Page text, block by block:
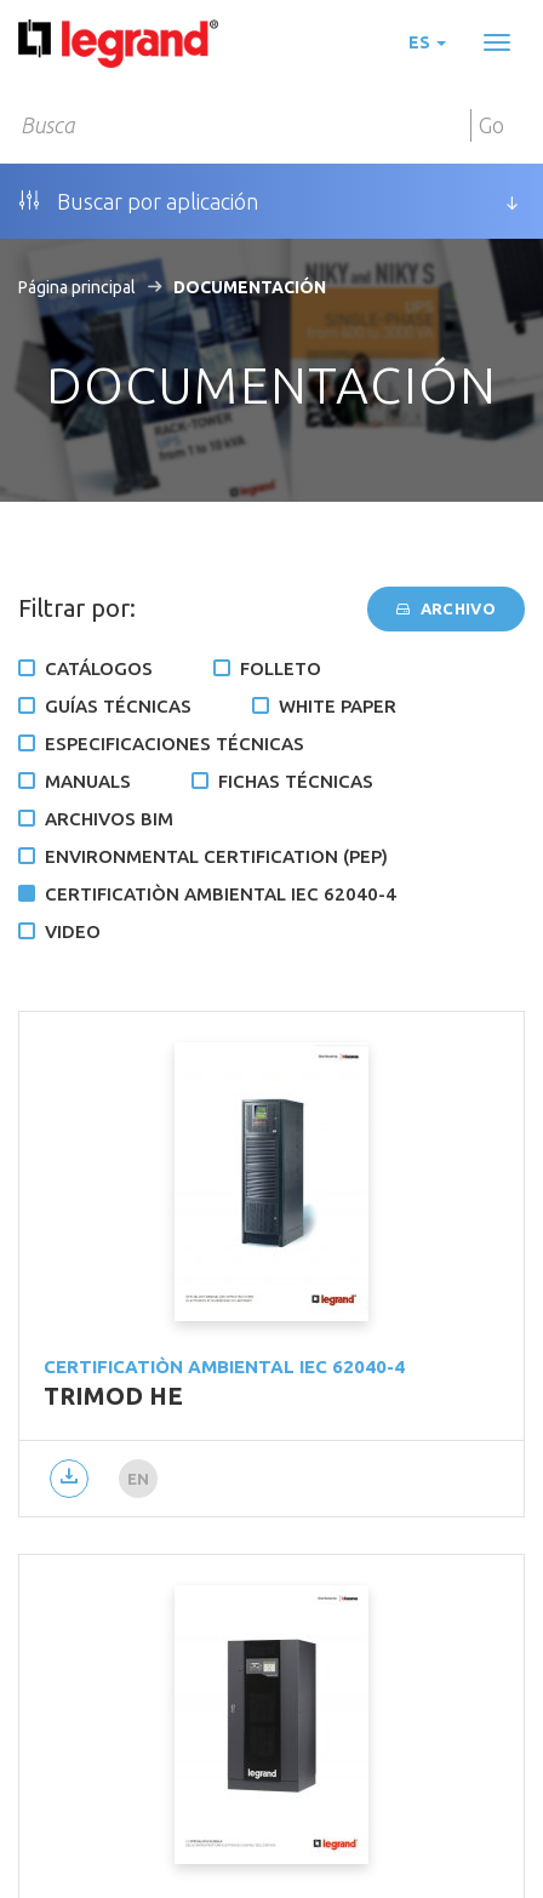
ES
Go
Buscar por aplicación
Página principal DOCUMENTACIÓN
DOCUMENTACIÓN
Filtrar por: ARCHIVO
CATÁLOGOS
FOLLETO
GUÍAS TÉCNICAS
WHITE PAPER
ESPECIFICACIONES TÉCNICAS
MANUALS
FICHAS TÉCNICAS
ARCHIVOS BIM
ENVIRONMENTAL CERTIFICATION (PEP)
CERTIFICATIÒN AMBIENTAL IEC 62040-4
VIDEO
CERTIFICATIÒN AMBIENTAL IEC 62040-4
TRIMOD HE
EN